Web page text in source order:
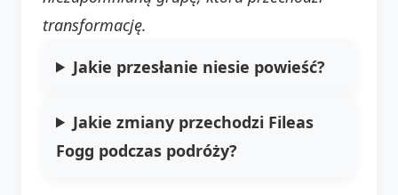
transformację.
Jakie przesłanie niesie powieść?
Jakie zmiany przechodzi Fileas
Fogg podczas podróży?